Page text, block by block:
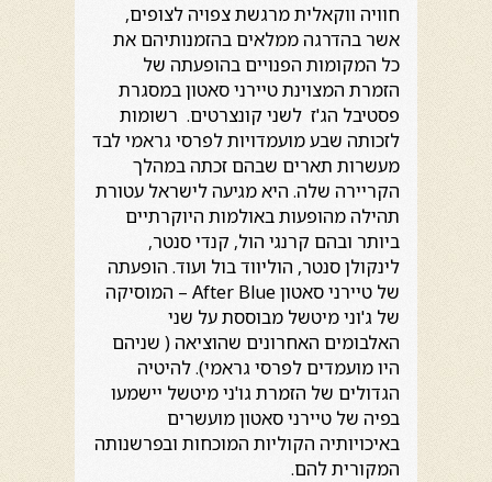
חוויה ווקאלית מרגשת צפויה לצופים,
אשר בהדרגה ממלאים בהזמנותיהם את
כל המקומות הפנויים בהופעתה של
הזמרת המצוינת טיירני סאטון במסגרת
פסטיבל הג'ז לשני קונצרטים. רשומות
לזכותה שבע מועמדויות לפרסי גראמי לבד
מעשרות תארים שבהם זכתה במהלך
הקריירה שלה. היא מגיעה לישראל עטורת
תהילה מהופעות באולמות היוקרתיים
ביותר ובהם קרנגי הול, קנדי סנטר,
לינקולן סנטר, הוליווד בול ועוד. הופעתה
של טיירני סאטון After Blue – המוסיקה
של ג'וני מיטשל מבוססת על שני
האלבומים האחרונים שהוציאה ( שניהם
היו מועמדים לפרסי גראמי). להיטיה
הגדולים של הזמרת גו'ני מיטשל יישמעו
בפיה של טיירני סאטון מועשרים
באיכויותיה הקוליות המוכחות ובפרשנותה
המקורית להם.